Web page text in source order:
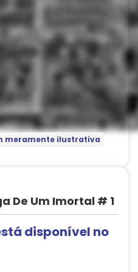
meramente ilustrativa
De Um Imortal # 1
disponível no